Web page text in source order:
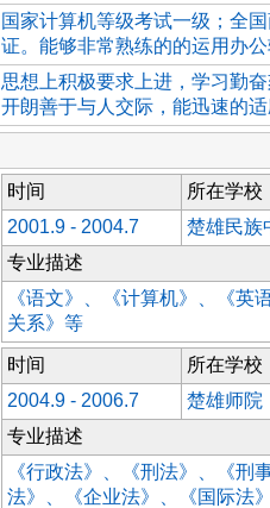
国家计算机等级考试一级；全
证。能够非常熟练的的运用办
思想上积极要求上进，学习勤
开朗善于与人交际，能迅速的适
时间 所在学校
2001.9 - 2004.7
楚雄民族
专业描述
《语文》、《计算机》、《英
关系》等
时间 所在学校
2004.9 - 2006.7
楚雄师院
专业描述
《行政法》、《刑法》、《刑
法》、《企业法》、《国际法